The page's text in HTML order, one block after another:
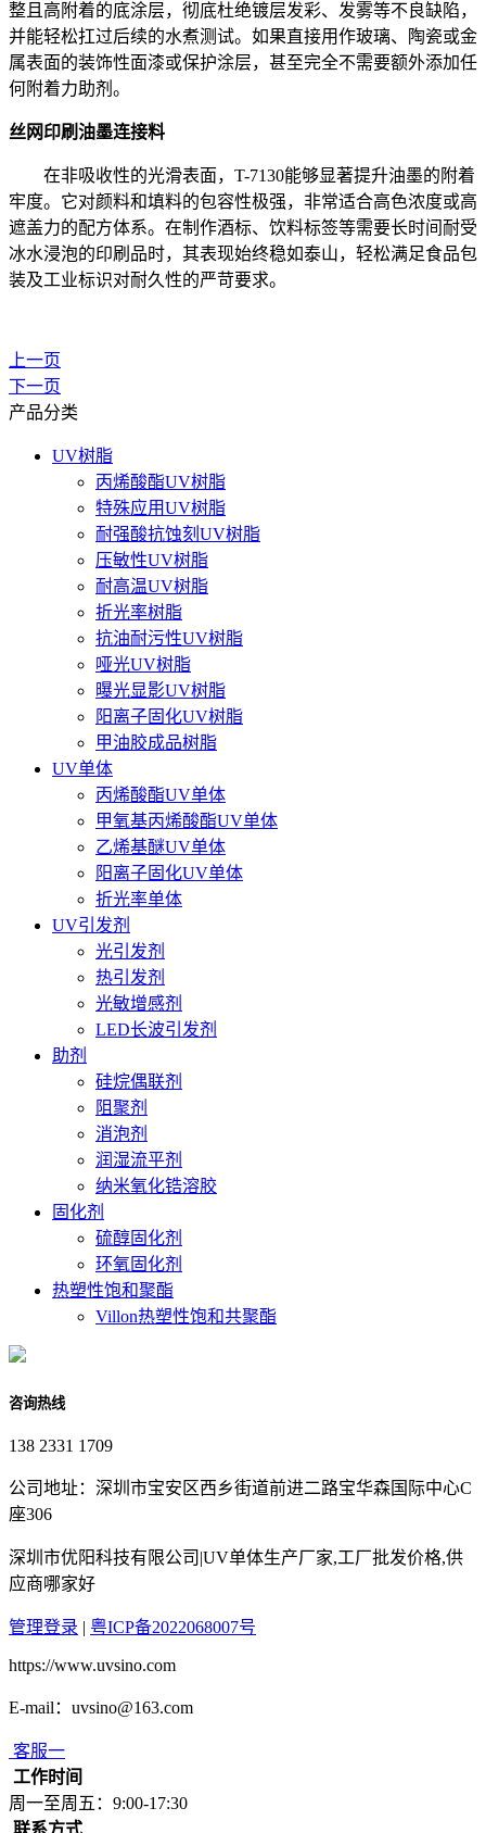
整且高附着的底涂层，彻底杜绝镀层发彩、发雾等不良缺陷，
并能轻松扛过后续的水煮测试。如果直接用作玻璃、陶瓷或金
属表面的装饰性面漆或保护涂层，甚至完全不需要额外添加任
何附着力助剂。
丝网印刷油墨连接料
在非吸收性的光滑表面，T-7130能够显著提升油墨的附着
牢度。它对颜料和填料的包容性极强，非常适合高色浓度或高
遮盖力的配方体系。在制作酒标、饮料标签等需要长时间耐受
冰水浸泡的印刷品时，其表现始终稳如泰山，轻松满足食品包
装及工业标识对耐久性的严苛要求。
上一页
下一页
产品分类
UV树脂
丙烯酸酯UV树脂
特殊应用UV树脂
耐强酸抗蚀刻UV树脂
压敏性UV树脂
耐高温UV树脂
折光率树脂
抗油耐污性UV树脂
哑光UV树脂
曝光显影UV树脂
阳离子固化UV树脂
甲油胶成品树脂
UV单体
丙烯酸酯UV单体
甲氧基丙烯酸酯UV单体
乙烯基醚UV单体
阳离子固化UV单体
折光率单体
UV引发剂
光引发剂
热引发剂
光敏增感剂
LED长波引发剂
助剂
硅烷偶联剂
阻聚剂
消泡剂
润湿流平剂
纳米氧化锆溶胶
固化剂
硫醇固化剂
环氧固化剂
热塑性饱和聚酯
Villon热塑性饱和共聚酯
咨询热线
138 2331 1709
公司地址：深圳市宝安区西乡街道前进二路宝华森国际中心C
座306
深圳市优阳科技有限公司|UV单体生产厂家,工厂批发价格,供
应商哪家好
管理登录 | 粤ICP备2022068007号
https://www.uvsino.com
E-mail：uvsino@163.com
客服一
工作时间
周一至周五：9:00-17:30
联系方式